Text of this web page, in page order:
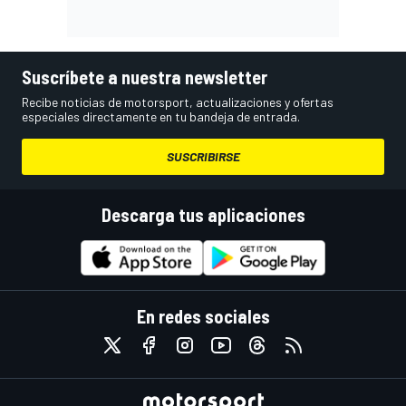
Suscríbete a nuestra newsletter
Recibe noticias de motorsport, actualizaciones y ofertas
especiales directamente en tu bandeja de entrada.
SUSCRIBIRSE
Descarga tus aplicaciones
En redes sociales